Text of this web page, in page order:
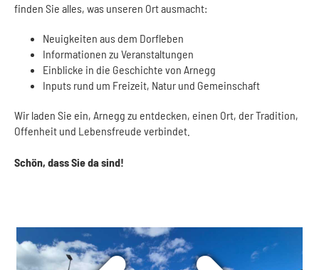
finden Sie alles, was unseren Ort ausmacht:
Neuigkeiten aus dem Dorfleben
Informationen zu Veranstaltungen
Einblicke in die Geschichte von Arnegg
Inputs rund um Freizeit, Natur und Gemeinschaft
Wir laden Sie ein, Arnegg zu entdecken, einen Ort, der Tradition,
Offenheit und Lebensfreude verbindet.
Schön, dass Sie da sind!